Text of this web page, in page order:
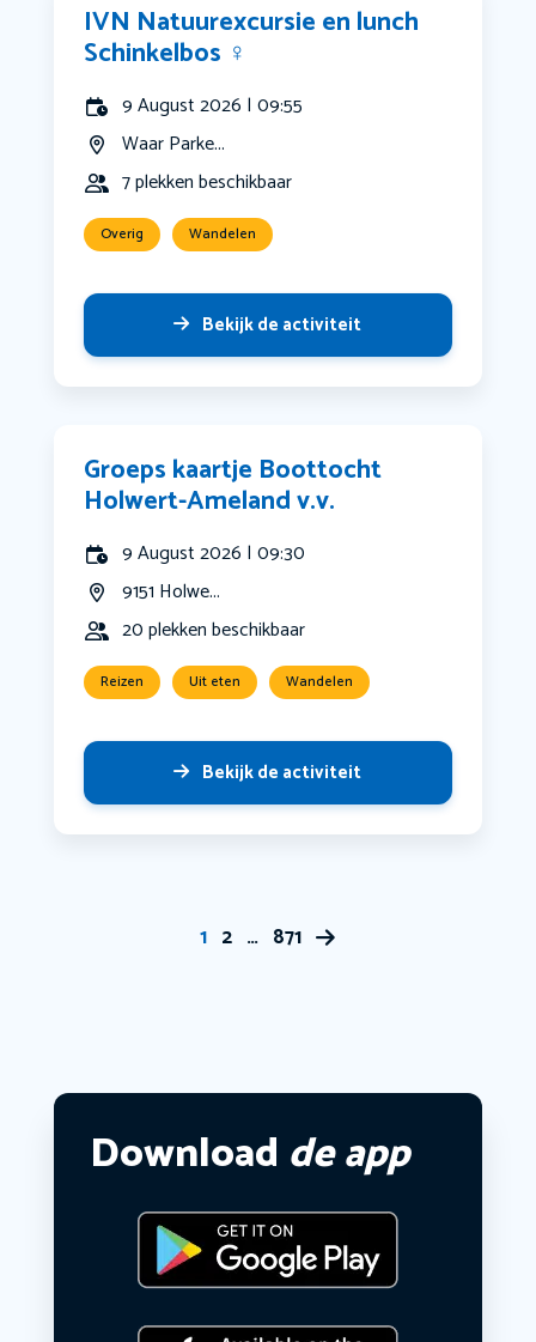
IVN Natuurexcursie en lunch
Schinkelbos ‍♀️
9 August 2026 | 09:55
Waar Parke...
7 plekken beschikbaar
Overig Wandelen
Bekijk de activiteit
Groeps kaartje Boottocht
Holwert-Ameland v.v.
9 August 2026 | 09:30
9151 Holwe...
20 plekken beschikbaar
Reizen Uit eten Wandelen
Bekijk de activiteit
1 2 … 871
Download de app